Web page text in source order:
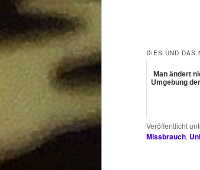
DIES UND DAS
Man ändert
Umgebung
Veröffentlicht
Missbrauch,